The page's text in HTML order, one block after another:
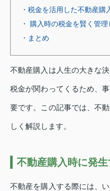
・税金を活用した不動産購
・ 購入時の税金を賢く管理
・まとめ
不動産購入は人生の大きな
税金が関わってくるため、
要です。この記事では、不
しく解説します。
不動産購入時に発
不動産を購入する際には、